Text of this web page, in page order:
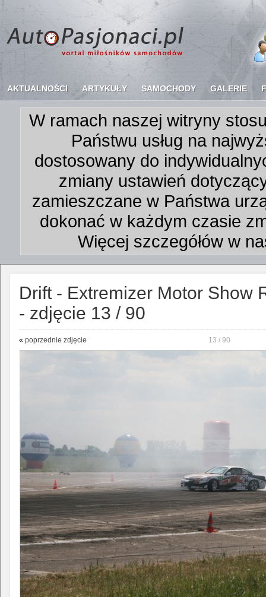
AKTUALNOŚCI ARTYKUŁY SAMOCHODY GALERIE
W ramach naszej witryny
Państwu usług na
dostosowany do
zmiany ustawień
zamieszczane w Państwa
dokonać w każdym czasie
Więcej szczegółów w
Drift - Extremizer Motor Show
- zdjęcie 13 / 90
« poprzednie zdjęcie 13 / 90